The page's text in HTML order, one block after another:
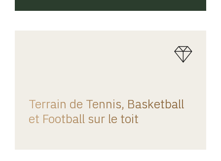
Terrain de Tennis, Basketball
et Football sur le toit